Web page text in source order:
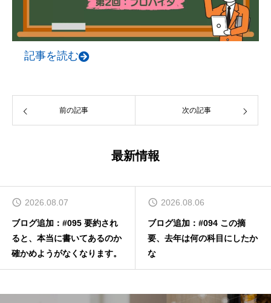
記事を読む
前の記事 次の記事
最新情報
2026.08.07
ブログ追加：#095 要約され
ると、本当に書いてあるのか
確かめようがなくなります。
2026.08.06
ブログ追加：#094 この摘
要、去年は何の科目にしたか
な